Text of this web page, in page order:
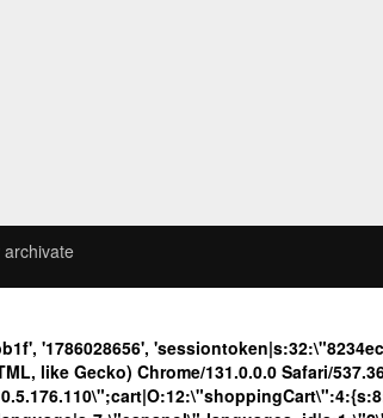
archivate
'1786028656',
like Gecko) Chrome/131.0.0.0 Safari/